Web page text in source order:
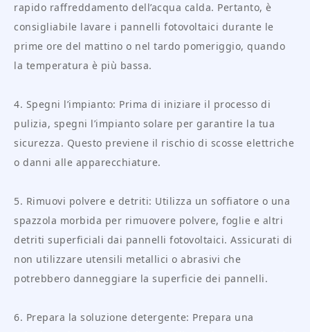
rapido raffreddamento dell’acqua calda. Pertanto, è
consigliabile lavare i pannelli fotovoltaici durante le
prime ore del mattino o nel tardo pomeriggio, quando
la temperatura è più bassa.
4. Spegni l’impianto: Prima di iniziare il processo di
pulizia, spegni l’impianto solare per garantire la tua
sicurezza. Questo previene il rischio di scosse elettriche
o danni alle apparecchiature.
5. Rimuovi polvere e detriti: Utilizza un soffiatore o una
spazzola morbida per rimuovere polvere, foglie e altri
detriti superficiali dai pannelli fotovoltaici. Assicurati di
non utilizzare utensili metallici o abrasivi che
potrebbero danneggiare la superficie dei pannelli.
6. Prepara la soluzione detergente: Prepara una